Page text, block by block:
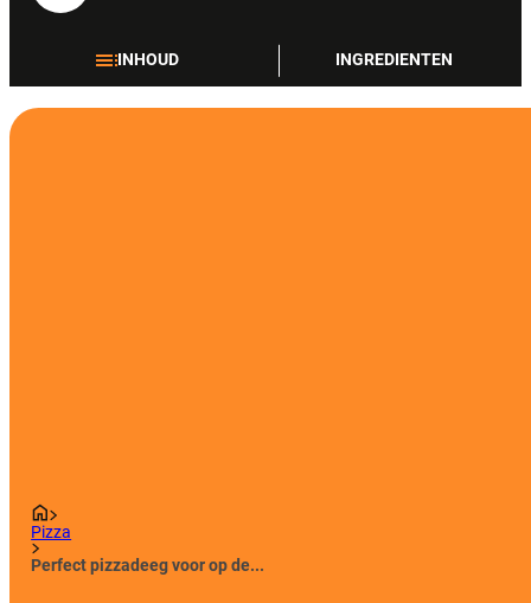
INHOUD INGREDIENTEN
Pizza
Perfect pizzadeeg voor op de...